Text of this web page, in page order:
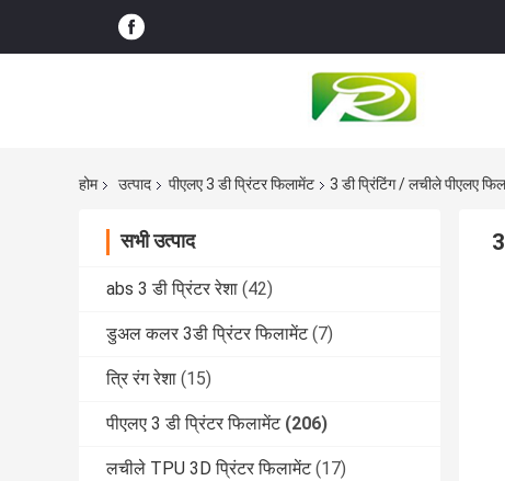
होम उत्पाद पीएलए 3 डी प्रिंटर फिलामेंट 3 डी प्रिंटिंग / लचीले पीएलए
सभी उत्पाद
abs 3 डी प्रिंटर रेशा (42)
डुअल कलर 3डी प्रिंटर फिलामेंट (7)
त्रि रंग रेशा (15)
पीएलए 3 डी प्रिंटर फिलामेंट (206)
लचीले TPU 3D प्रिंटर फिलामेंट (17)